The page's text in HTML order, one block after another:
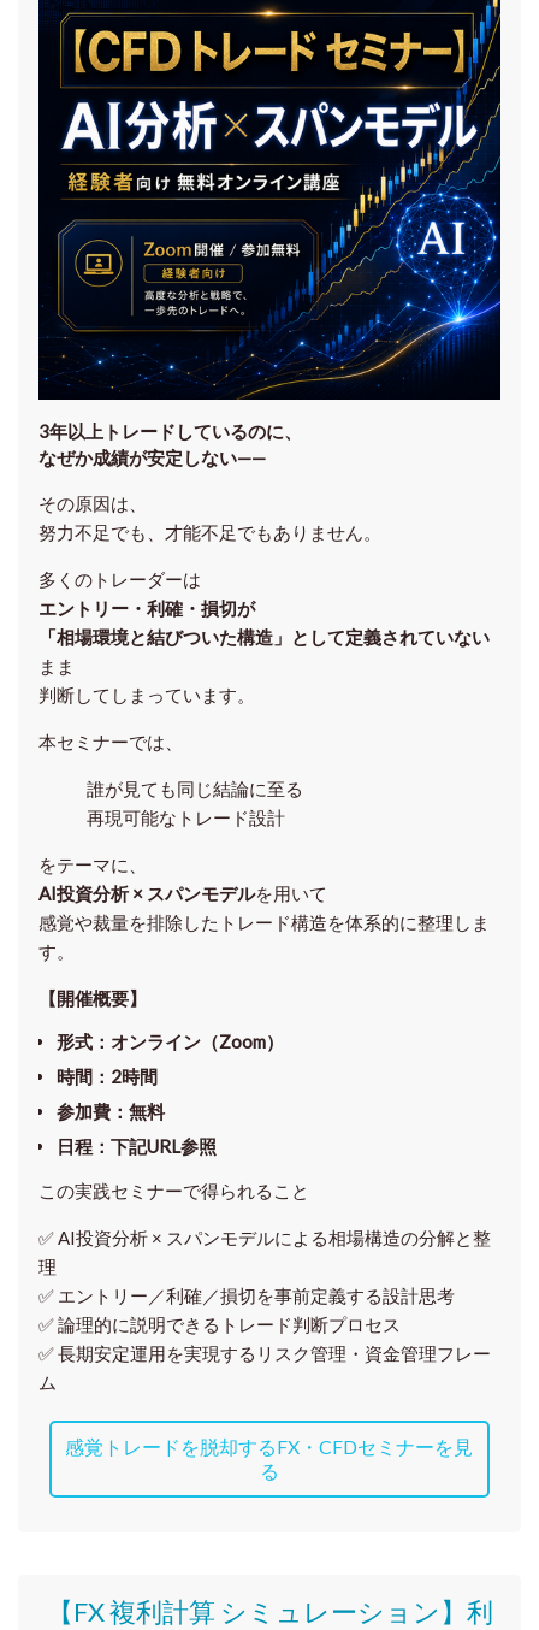
3年以上トレードしているのに、
なぜか成績が安定しない——
その原因は、
努力不足でも、才能不足でもありません。
多くのトレーダーは
エントリー・利確・損切が
「相場環境と結びついた構造」として定義されていない
まま
判断してしまっています。
本セミナーでは、
誰が見ても同じ結論に至る
再現可能なトレード設計
をテーマに、
AI投資分析 × スパンモデルを用いて
感覚や裁量を排除したトレード構造を体系的に整理しま
す。
【開催概要】
形式：オンライン（Zoom）
時間：2時間
参加費：無料
日程：下記URL参照
この実践セミナーで得られること
✅ AI投資分析 × スパンモデルによる相場構造の分解と整
理
✅ エントリー／利確／損切を事前定義する設計思考
✅ 論理的に説明できるトレード判断プロセス
✅ 長期安定運用を実現するリスク管理・資金管理フレー
ム
感覚トレードを脱却するFX・CFDセミナーを見
る
【FX 複利計算 シミュレーション】利